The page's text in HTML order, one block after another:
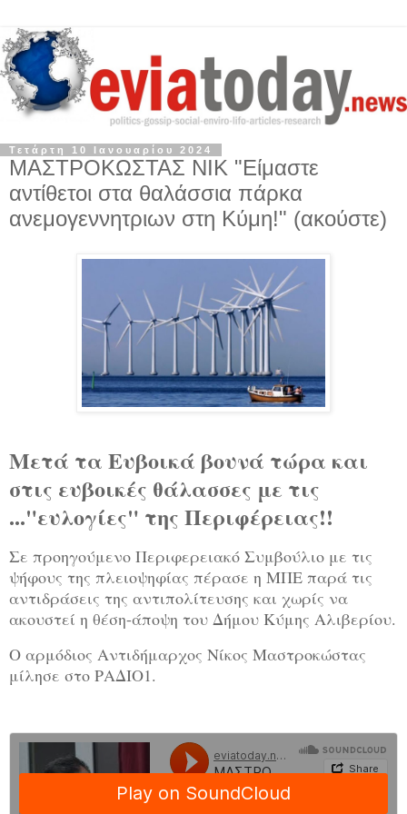
Τετάρτη 10 Ιανουαρίου 2024
ΜΑΣΤΡΟΚΩΣΤΑΣ ΝΙΚ "Είμαστε
αντίθετοι στα θαλάσσια πάρκα
ανεμογεννητριων στη Κύμη!" (ακούστε)
Μετά τα Ευβοικά βουνά τώρα και
στις ευβοικές θάλασσες με τις
..."ευλογίες" της Περιφέρειας!!
Σε προηγούμενο Περιφερειακό Συμβούλιο με τις
ψήφους της πλειοψηφίας πέρασε η ΜΠΕ παρά τις
αντιδράσεις της αντιπολίτευσης και χωρίς να
ακουστεί η θέση-άποψη του Δήμου Κύμης Αλιβερίου.
Ο αρμόδιος Αντιδήμαρχος Νίκος Μαστροκώστας
μίλησε στο ΡΑΔΙΟ1.